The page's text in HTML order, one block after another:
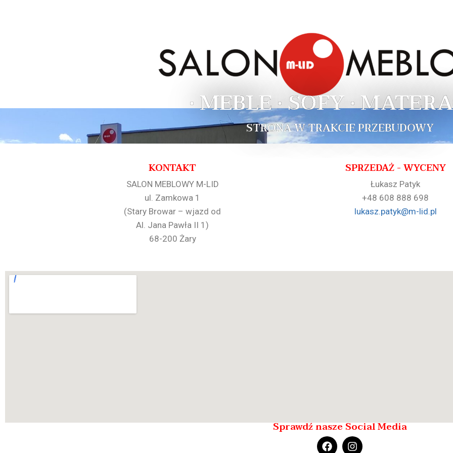
• MEBLE • SOFY •
STRONA W TRAKCIE PRZEBUDOWY
KONTAKT
SALON MEBLOWY M-LID
ul. Zamkowa 1
(Stary Browar – wjazd od
Al. Jana Pawła II 1)
68-200 Żary
SPRZEDAŻ - WYCENY
Łukasz Patyk
+48 608 888 698
lukasz.patyk@m-lid.pl
Sprawdź nasze Social Media